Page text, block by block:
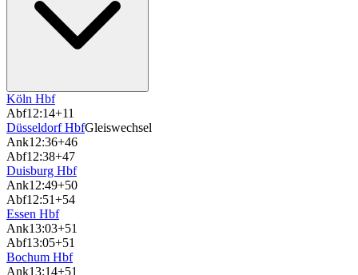
Köln Hbf
Abf12:14+11
Düsseldorf HbfGleiswechsel
Ank12:36+46
Abf12:38+47
Duisburg Hbf
Ank12:49+50
Abf12:51+54
Essen Hbf
Ank13:03+51
Abf13:05+51
Bochum Hbf
Ank13:14+51